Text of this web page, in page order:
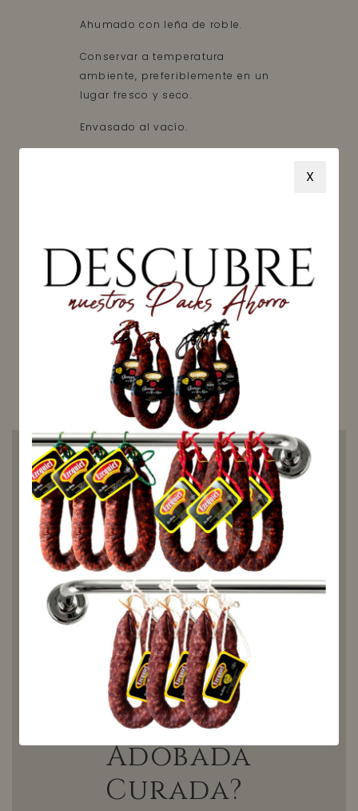
Ahumado con leña de roble.
Conservar a temperatura
ambiente, preferiblemente en un
lugar fresco y seco.
Envasado al vacío.
DISPONIBLE
Recíbelo entre elmartes, 11
agostoy ellunes, 17 agosto
Su equilibrio perfecto entre lo
jugoso de la carne y el toque
ahumado del adobo, hacen de
cada bocado una experiencia
rica y satisfactoria.
¿Cómo
puedo
consumir
la Panceta
Adobada
Curada?
X